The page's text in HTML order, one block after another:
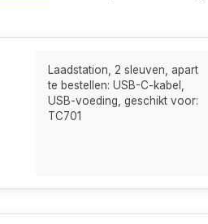
Laadstation, 2 sleuven, apart
te bestellen: USB-C-kabel,
USB-voeding, geschikt voor:
TC701